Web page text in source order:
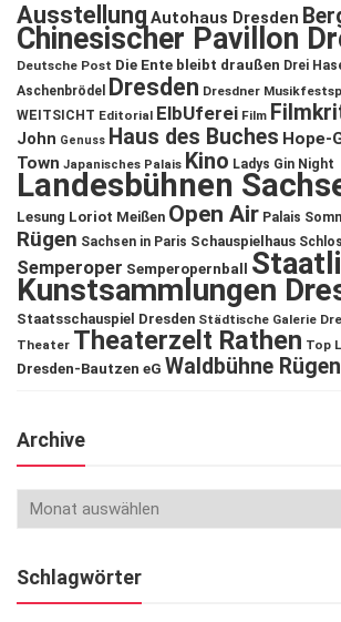
Ausstellung Autohaus Dresden
Chinesischer Pavillon
Deutsche Post Die Ente bleibt draußen Drei
Aschenbrödel
Dresden Dresdner
WEITSICHT Editorial ElbUferei Film
John Genuss Haus des Buches Hope-
Town Japanisches Palais Kino Ladys Gin Night
Landesbühnen
Lesung Loriot Meißen Open Air Palais
Rügen Sachsen in Paris Schauspielhaus
Semperoper Semperopernball
Kunstsammlungen
Staatsschauspiel Dresden Städtische Galerie
Theater Theaterzelt Rathen Top
Dresden-Bautzen eG Waldbühne Rügen
Archive
Schlagwörter